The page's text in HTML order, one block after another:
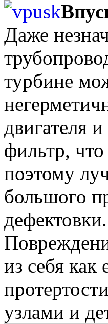
Даже
турбине
двигателя
фильтр,
поэтому
большого
дефектовки.
из себя
узлами и